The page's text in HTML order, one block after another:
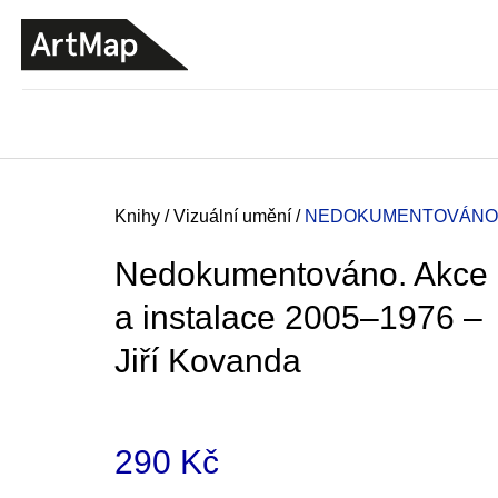
Domů
Knihy / Vizuální umění /
Nedokumentováno. Akce
a instalace 2005–1976 –
Jiří Kovanda
290 Kč
ZPĚT
DO
OBCHODU
ZPĚT
DO
OBCHODU
JMÉNO